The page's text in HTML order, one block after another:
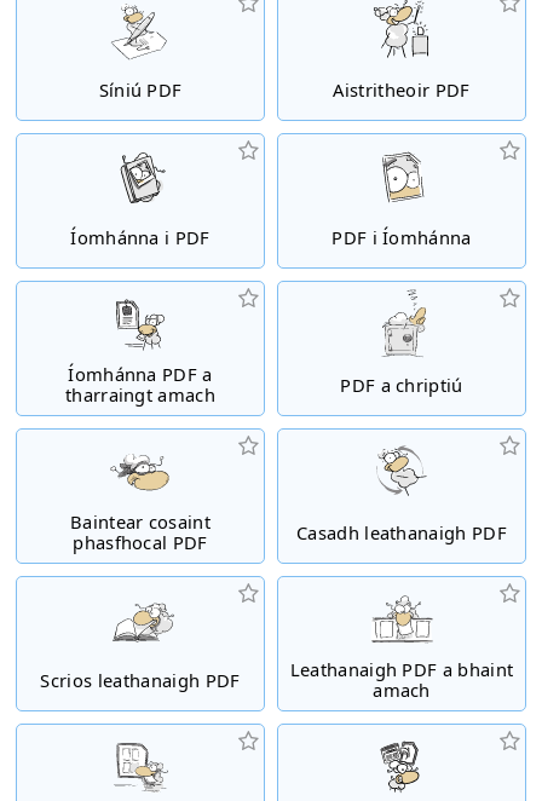
Síniú PDF Aistritheoir PDF
Íomhánna i PDF PDF i Íomhánna
Íomhánna PDF a
tharraingt amach
PDF a chriptiú
Baintear cosaint
phasfhocal PDF
Casadh leathanaigh PDF
Scrios leathanaigh PDF
Leathanaigh PDF a bhaint
amach